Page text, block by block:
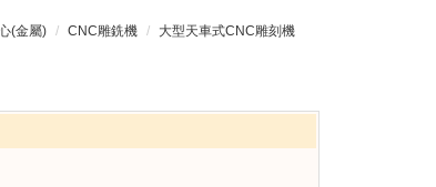
(金屬) CNC雕銑機 大型天車式CNC雕刻機